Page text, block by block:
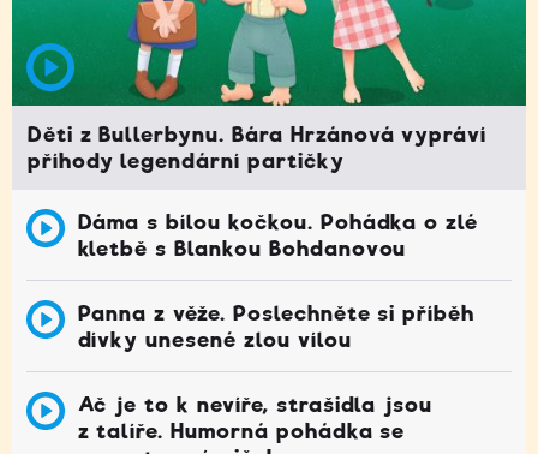
Děti z Bullerbynu. Bára Hrzánová vypráví
příhody legendární partičky
Dáma s bílou kočkou. Pohádka o zlé
kletbě s Blankou Bohdanovou
Panna z věže. Poslechněte si příběh
dívky unesené zlou vílou
Ač je to k nevíře, strašidla jsou
z talíře. Humorná pohádka se